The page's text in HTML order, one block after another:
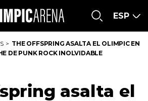
ESP
THE OFFSPRING ASALTA EL OLIMPIC EN
DE PUNK ROCK INOLVIDABLE
asalta el